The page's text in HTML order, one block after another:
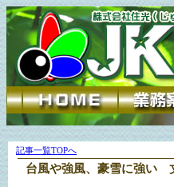
記事一覧TOPへ
台風や強風、豪雪に強い